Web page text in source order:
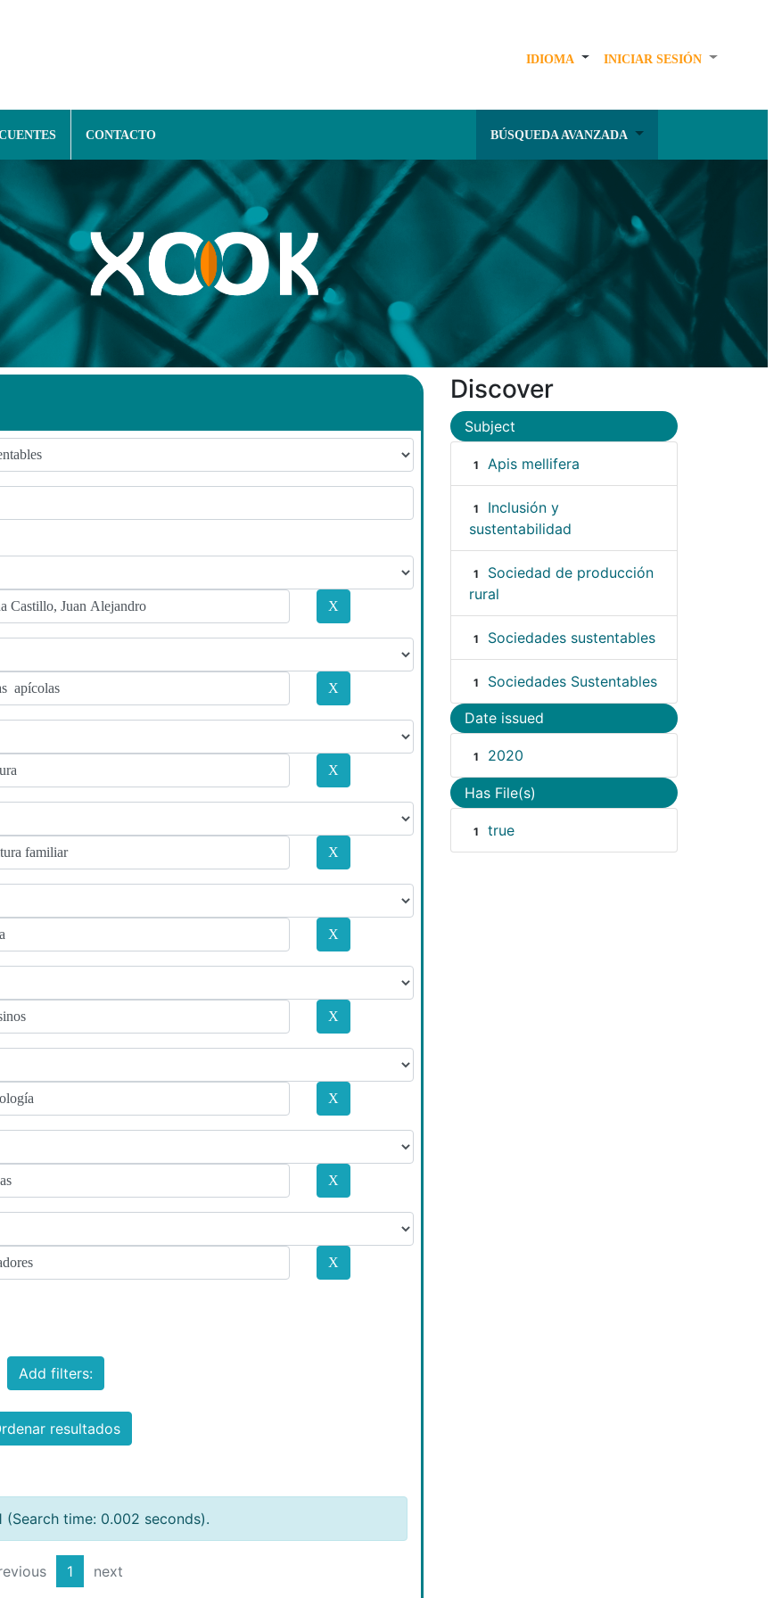
IDIOMA INICIAR SESIÓN
CONTACTO BÚSQUEDA AVANZADA
Add filters:
resultados
(Search time: 0.002 seconds).
1 next
Discover
Subject
1 Apis mellifera
1
Inclusión y
sustentabilidad
1
Sociedad de producción
rural
1 Sociedades sustentables
1 Sociedades Sustentables
Date issued
1 2020
Has File(s)
1 true